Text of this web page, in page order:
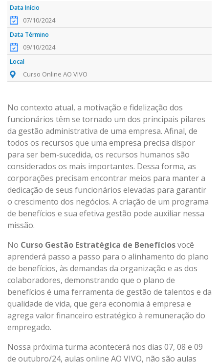
07/10/2024
09/10/2024
Curso Online AO VIVO
No contexto atual, a motivação e fidelização dos
funcionários têm se tornado um dos principais pilares
da gestão administrativa de uma empresa. Afinal, de
todos os recursos que uma empresa precisa dispor
para ser bem-sucedida, os recursos humanos são
considerados os mais importantes. Dessa forma, as
corporações precisam encontrar meios para manter a
dedicação de seus funcionários elevadas para garantir
o crescimento dos negócios. A criação de um programa
de benefícios e sua efetiva gestão pode auxiliar nessa
missão.
No Curso Gestão Estratégica de Benefíciosvocê
aprenderá passo a passo para o alinhamento do plano
de benefícios, às demandas da organização e as dos
colaboradores, demonstrando que o plano de
benefícios é uma ferramenta de gestão de talentos e da
qualidade de vida, que gera economia à empresa e
agrega valor financeiro estratégico à remuneração do
empregado.
Nossa próxima turma acontecerá nos dias 07, 08 e 09
de outubro/24, aulas online AO VIVO, não são aulas